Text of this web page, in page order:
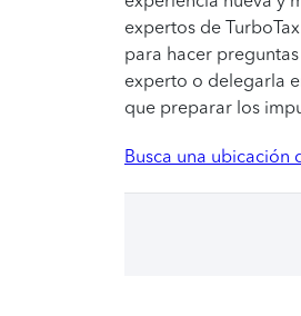
expertos de
para hacer
experto o delegarla
que preparar los
Busca una ubicación